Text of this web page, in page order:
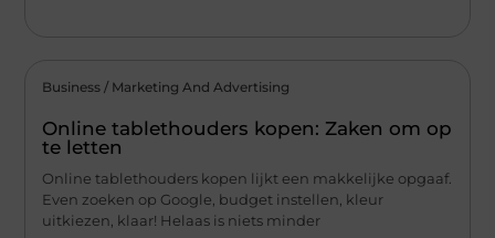
Business / Marketing And Advertising
Online tablethouders kopen: Zaken om op
te letten
Online tablethouders kopen lijkt een makkelijke opgaaf.
Even zoeken op Google, budget instellen, kleur
uitkiezen, klaar! Helaas is niets minder